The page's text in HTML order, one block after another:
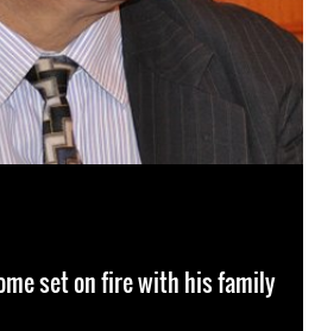
set on fire with his family